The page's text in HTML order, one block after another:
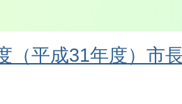
（平成31年度）市